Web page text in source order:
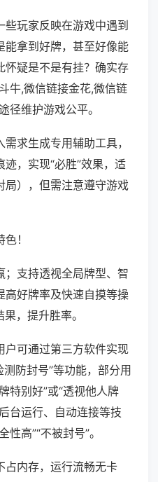
玩家反映在游戏中遇到
能拿到好牌，甚至好像能
怀疑是不是有挂？确实存
牛,微信链接金花,微信链
径维护游戏公平。
求生成专用辅助工具，
，实现“必胜”效果，适
局），但需注意遵守游戏
！
；支持透视全局牌型、智
高好牌率及快速自摸等操
，提升胜率。
户可通过第三方软件实现
测防封号”等功能，部分用
特别好”或“透视他人牌
台运行、自动连接等技
高”“不被封号”。
占内存，运行流畅无卡